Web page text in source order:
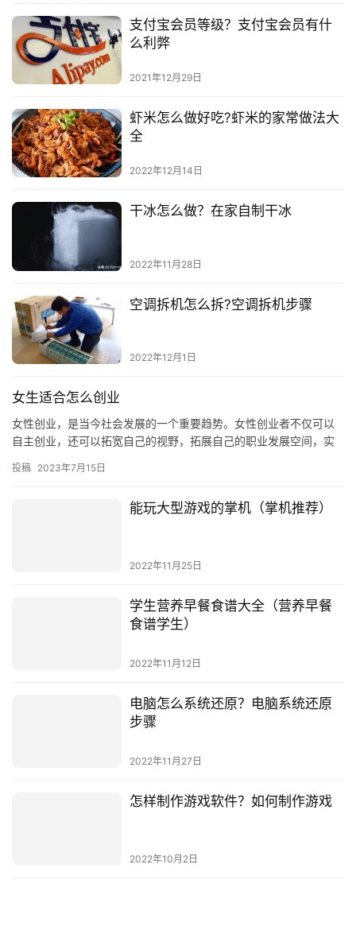
支付宝会员等级？支付宝会员有什
么利弊
2021年12月29日
虾米怎么做好吃?虾米的家常做法大
全
2022年12月14日
干冰怎么做？在家自制干冰
2022年11月28日
空调拆机怎么拆?空调拆机步骤
2022年12月1日
女生适合怎么创业
女性创业，是当今社会发展的一个重要趋势。女性创业者不仅可以
自主创业，还可以拓宽自己的视野，拓展自己的职业发展空间，实
女…
投稿 2023年7月15日
能玩大型游戏的掌机（掌机推荐）
2022年11月25日
学生营养早餐食谱大全（营养早餐
食谱学生）
电脑怎么系统还原？电脑系统还原
步骤